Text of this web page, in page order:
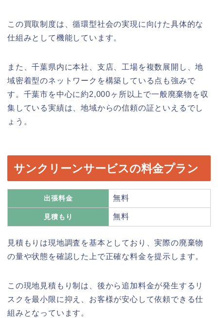
この買取制度は、循環型社会の実現に向けた具体的な
仕組みとして機能しています。
また、千葉県内に本社、支店、工場を複数展開し、地
域密着型のネットワークを構築している点も強みで
す。千葉市を中心に約2,000ヶ所以上で一般廃棄物を収
集している実績は、地域からの信頼の証といえるでし
ょう。
サンクリーンサービスの料金プラン
出張料金 無料
見積もり 無料
見積もりは現地調査を基本としており、実際の廃棄物
の量や状態を確認した上で正確な料金を提示します。
この現地見積もり制は、後から追加料金が発生するリ
スクを最小限に抑え、お客様が安心して依頼できる仕
組みとなっています。